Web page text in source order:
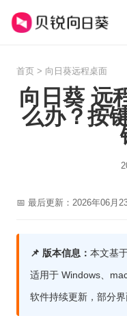
首页 > 向日葵远程桌面
向日葵 远
么办？按
📅 最后更新：2026年06月
📌 版本信息： 本文基
适用于 Windows、
软件持续更新，部分